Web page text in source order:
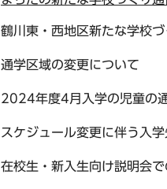
鶴川東・西地区新たな学校
通学区域の変更について
2024年度4月入学の児童の
スケジュール変更に伴う入
在校生・新入生向け説明会